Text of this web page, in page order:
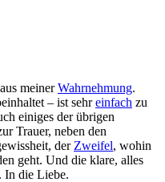
meinerWahrnehmung.
– ist sehreinfach zu
einiges der übrigen
Trauer, neben den
der Zweifel, wohin
geht. Und die klare, alles
. In die Liebe.